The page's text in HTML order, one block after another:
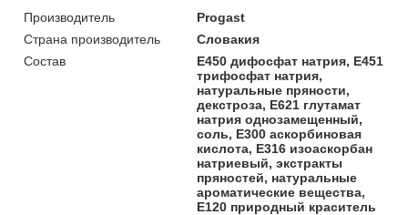
Производитель
Progast
Страна производитель
Словакия
Состав
E450 дифосфат натрия, E451
трифосфат натрия,
натуральные пряности,
декстроза, Е621 глутамат
натрия однозамещенный,
соль, E300 аскорбиновая
кислота, E316 изоаскорбан
натриевый, экстракты
пряностей, натуральные
ароматические вещества,
E120 природный краситель